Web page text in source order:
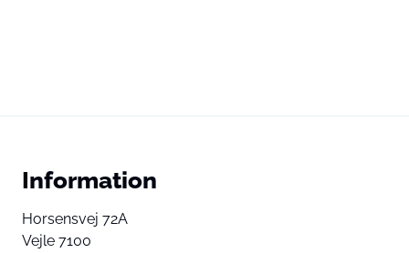
Information
Horsensvej 72A
Vejle 7100